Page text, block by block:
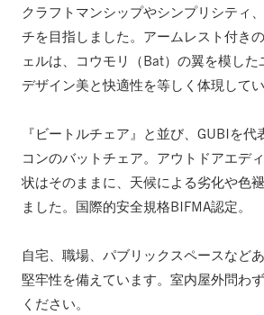
クラフトマンシップやシンプリシティ
チを目指しました。アームレスト付き
ェルは、コウモリ（Bat）の翼を模した
デザイン美と快適性を等しく体現してい
『ビートルチェア』と並び、GUBIを代
コンのバットチェア。 アウトドアエデ
状はそのままに、天候による劣化や色
ました。国際的安全規格BIFMA認定。
自宅、職場、パブリックスペースなど
堅牢性を備えています。室内屋外問わ
ください。